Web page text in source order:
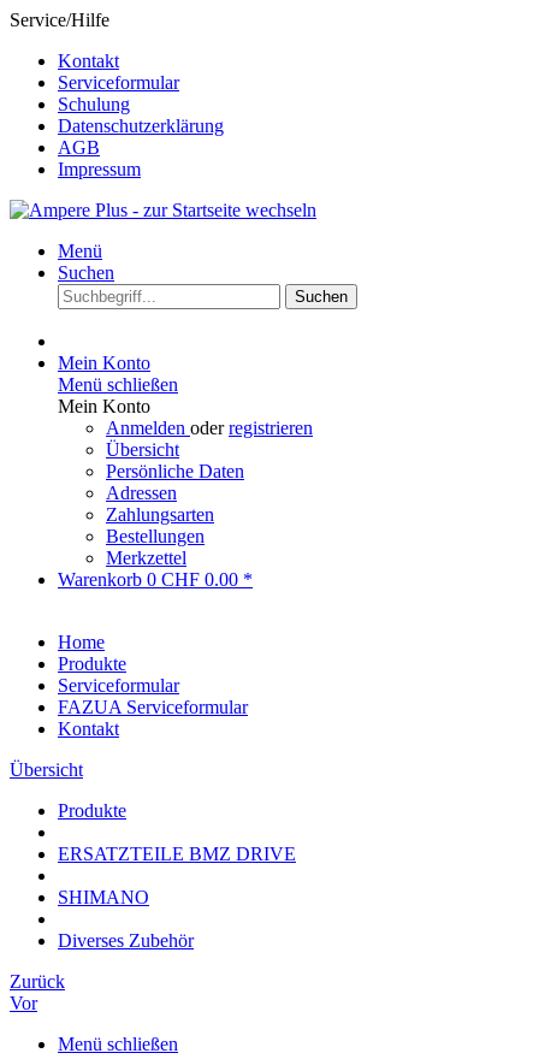
Service/Hilfe
Kontakt
Serviceformular
Schulung
Datenschutzerklärung
AGB
Impressum
Menü
Suchen
Suchen
Mein Konto
Menü schließen
Mein Konto
Anmelden oderregistrieren
Übersicht
Persönliche Daten
Adressen
Zahlungsarten
Bestellungen
Merkzettel
Warenkorb 0 CHF 0.00 *
Home
Produkte
Serviceformular
FAZUA Serviceformular
Kontakt
Übersicht
Produkte
ERSATZTEILE BMZ DRIVE
SHIMANO
Diverses Zubehör
Zurück
Vor
Menü schließen